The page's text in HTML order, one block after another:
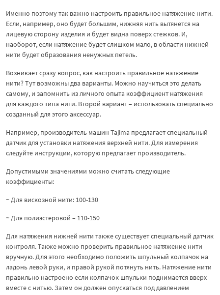
Именно поэтому так важно настроить правильное натяжение нити.
Если, например, оно будет большим, нижняя нить вытянется на
лицевую сторону изделия и будет видна поверх стежков. И,
наоборот, если натяжение будет слишком мало, в области нижней
нити будет образования ненужных петель.
Возникает сразу вопрос, как настроить правильное натяжение
нити? Тут возможны два варианты. Можно научиться это делать
самому, и запомнить из личного опыта коэффициент натяжения
для каждого типа нити. Второй вариант – использовать специально
созданный для этого аксессуар.
Например, производитель машин Tajima предлагает специальный
датчик для установки натяжения верхней нити. Для измерения
следуйте инструкции, которую предлагает производитель.
Допустимыми значениями можно считать следующие
коэффициенты:
~ Для вискозной нити: 100-130
~ Для полиэстеровой – 110-150
Для натяжения нижней нити также существует специальный датчик
контроля. Также можно проверить правильное натяжение нити
вручную. Для этого необходимо положить шпульный колпачок на
ладонь левой руки, и правой рукой потянуть нить. Натяжение нити
правильно настроено если колпачок шпульки поднимается вверх
вместе с нитью. Затем он должен опускаться под давлением